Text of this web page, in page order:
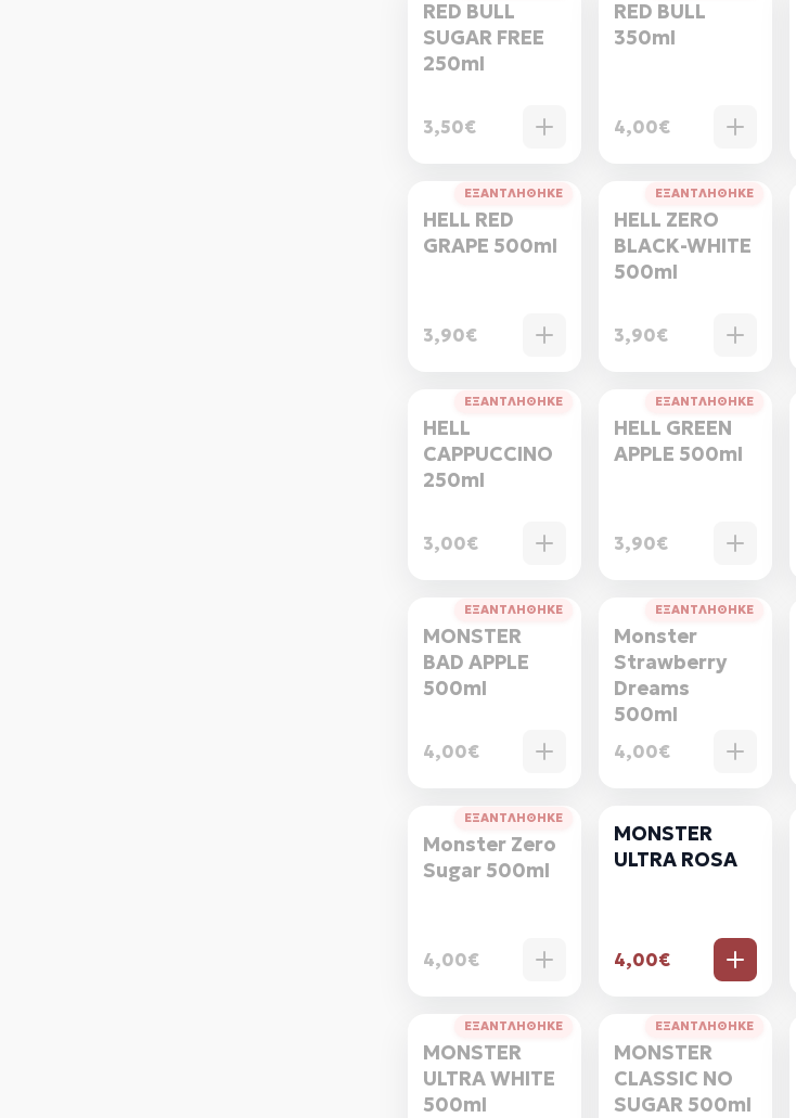
RED BULL
SUGAR FREE
250ml
3,50€
RED BULL
350ml
4,00€
ΕΞΑΝΤΛΗΘΗΚΕ
HELL RED
GRAPE 500ml
3,90€
ΕΞΑΝΤΛΗΘΗΚΕ
HELL ZERO
BLACK-WHITE
500ml
3,90€
ΕΞΑΝΤΛΗΘΗΚΕ
HELL
CAPPUCCINO
250ml
3,00€
ΕΞΑΝΤΛΗΘΗΚΕ
HELL GREEN
APPLE 500ml
3,90€
ΕΞΑΝΤΛΗΘΗΚΕ
MONSTER
BAD APPLE
500ml
4,00€
ΕΞΑΝΤΛΗΘΗΚΕ
Monster
Strawberry
Dreams
500ml
4,00€
ΕΞΑΝΤΛΗΘΗΚΕ
Monster Zero
Sugar 500ml
4,00€
MONSTER
ULTRA ROSA
4,00€
ΕΞΑΝΤΛΗΘΗΚΕ
MONSTER
ULTRA WHITE
500ml
ΕΞΑΝΤΛΗΘΗΚΕ
MONSTER
CLASSIC NO
SUGAR 500ml